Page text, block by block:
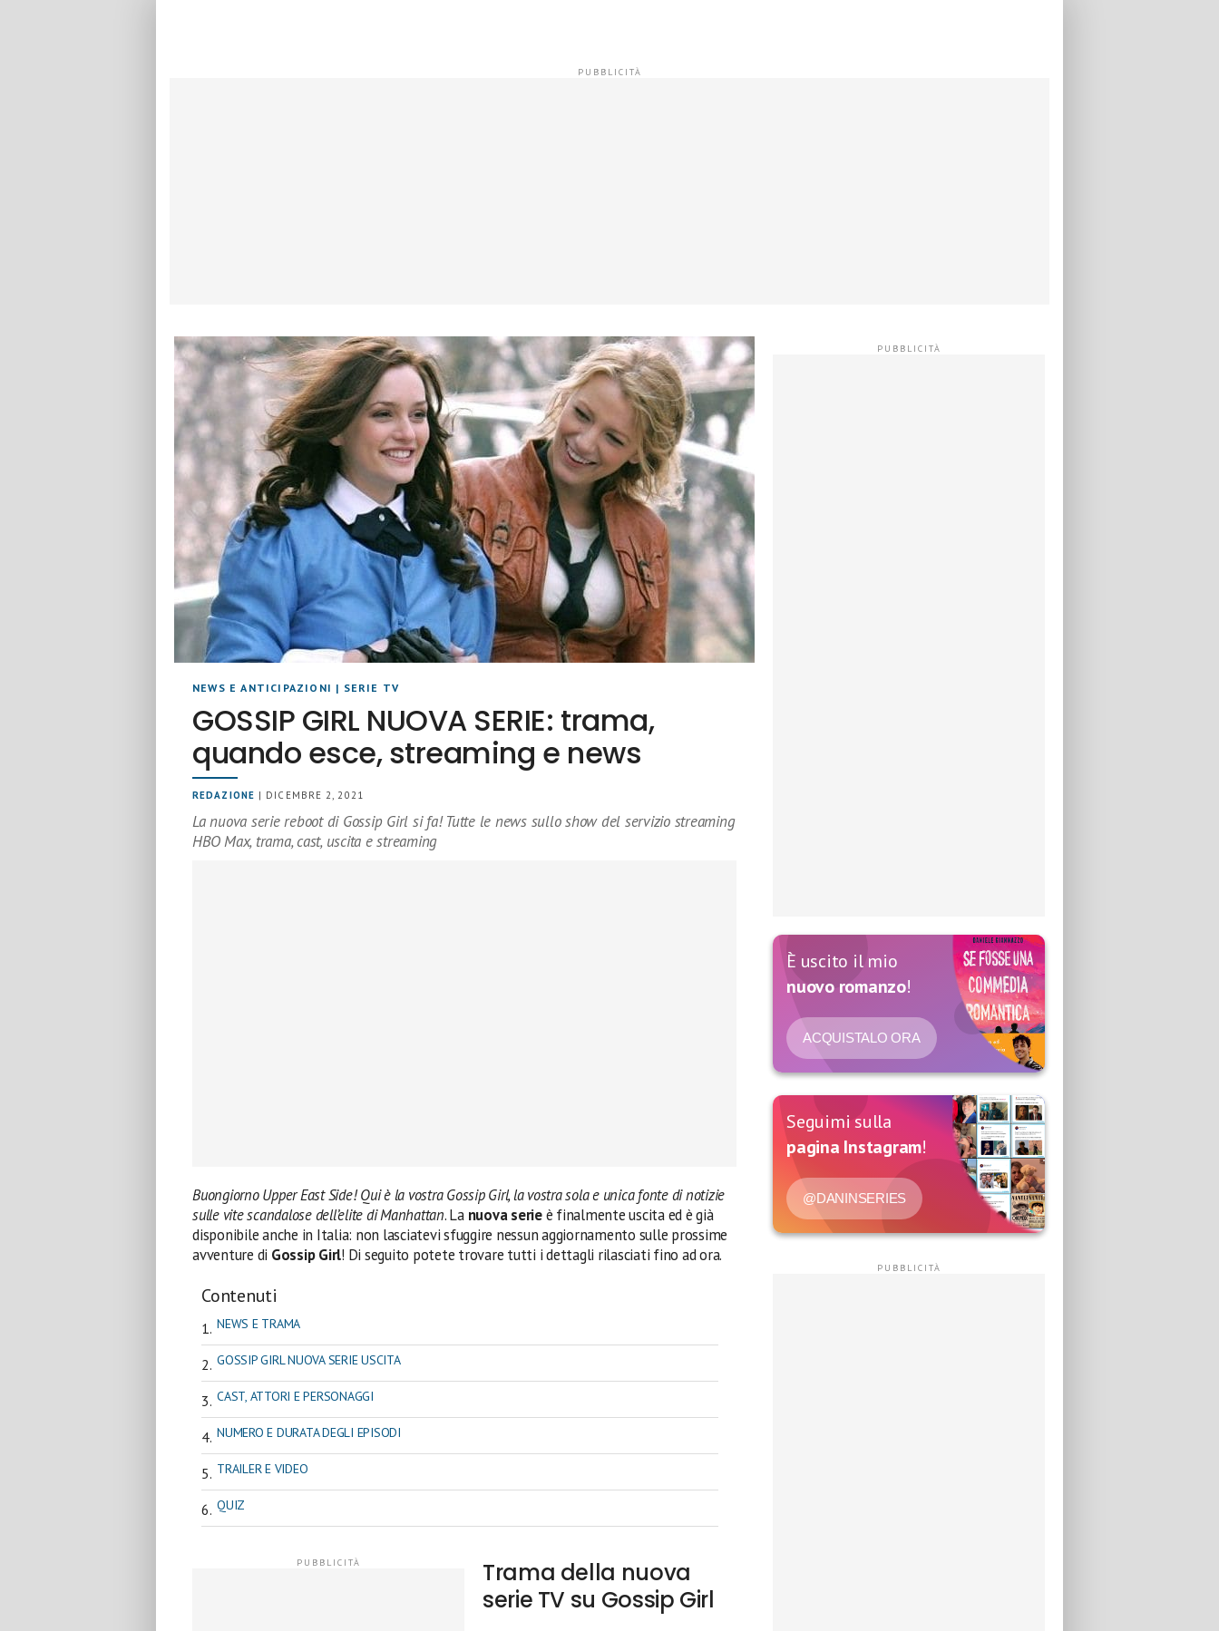
NEWS E ANTICIPAZIONI | SERIE TV
GOSSIP GIRL NUOVA SERIE: trama,
quando esce, streaming e news
REDAZIONE | DICEMBRE 2, 2021
La nuova serie reboot di Gossip Girl si fa! Tutte le news sullo show del servizio streaming
HBO Max, trama, cast, uscita e streaming
Buongiorno Upper East Side! Qui è la vostra Gossip Girl, la vostra sola e unica fonte di notizie
sulle vite scandalose dell’elite di Manhattan. La nuova serieè finalmente uscita ed è già
disponibile anche in Italia: non lasciatevi sfuggire nessun aggiornamento sulle prossime
avventure di Gossip Girl! Di seguito potete trovare tutti i dettagli rilasciati fino ad ora.
Contenuti
NEWS E TRAMA
GOSSIP GIRL NUOVA SERIE USCITA
CAST, ATTORI E PERSONAGGI
NUMERO E DURATA DEGLI EPISODI
TRAILER E VIDEO
QUIZ
Trama della nuova
serie TV su Gossip Girl
È uscito il mio
nuovo romanzo!
ACQUISTALO ORA
Seguimi sulla
pagina Instagram!
@DANINSERIES